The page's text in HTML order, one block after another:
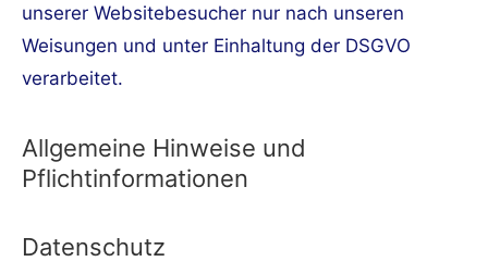
unserer Websitebesucher nur nach unseren
Weisungen und unter Einhaltung der DSGVO
verarbeitet.
Allgemeine Hinweise und
Pflichtinformationen
Datenschutz